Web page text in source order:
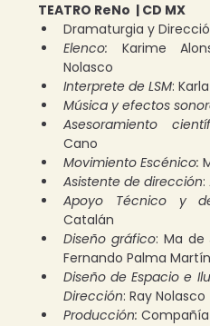
TEATRO ReNo  | CD MX
Dramaturgia y
Elenco: Karime
Nolasco
Interprete de LSM:
Música y efectos
Asesoramiento
Cano
Movimiento Escénico:
Asistente de dirección
Apoyo Técnico y
Catalán
Diseño gráfico: Ma de
Fernando Palma
Diseño de Espacio e
Dirección: Ray Nolasco
Producción: Compañía